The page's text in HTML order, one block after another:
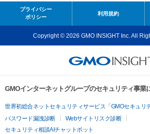
プライバシー
ポリシー
利用規約
Copyright © 2026 GMO INSIGHT Inc. All
GMOインターネットグループのセキュリティ事業
世界初総合ネットセキュリティサービス「GMOセキュリ
パスワード漏洩診断
Webサイトリスク診断
セキュリティ相談AIチャットボット